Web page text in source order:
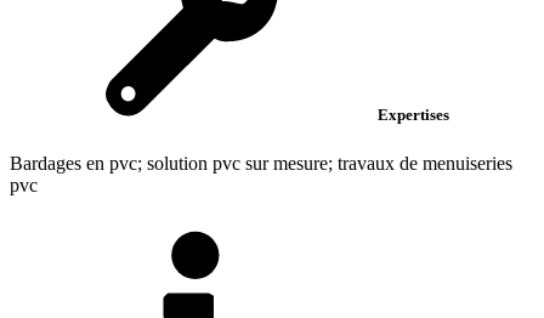
Expertises
Bardages en pvc; solution pvc sur mesure; travaux de menuiseries
pvc